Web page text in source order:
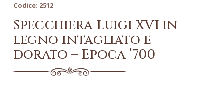
Codice: 2512
Specchiera Luigi XVI in
legno intagliato e
dorato – Epoca ‘700